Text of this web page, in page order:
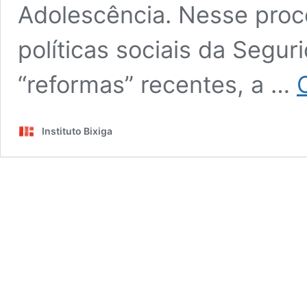
Adolescência. Nesse
políticas sociais da
“reformas” recentes, a …
Instituto Bixiga